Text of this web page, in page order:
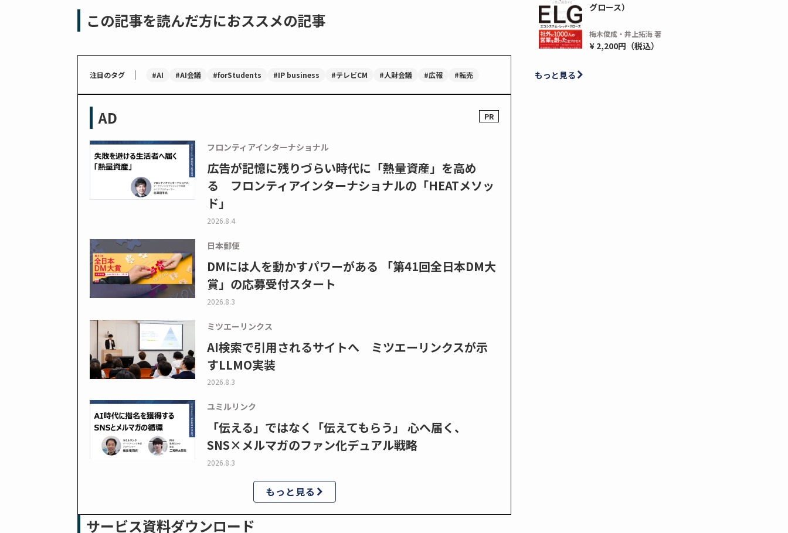
この記事を読んだ方におススメの記事
注目のタグ ｜ #AI #AI会議 #forStudents #IP business #テレビCM #人財会議 #広報 #転売
AD
フロンティアインターナショナル
広告が記憶に残りづらい時代に「熱量資産」を高め
る フロンティアインターナショナルの「HEATメソッ
ド」
2026.8.4
日本郵便
DMには人を動かすパワーがある 「第41回全日本DM大
賞」の応募受付スタート
2026.8.3
ミツエーリンクス
AI検索で引用されるサイトへ ミツエーリンクスが示
すLLMO実装
2026.8.3
ユミルリンク
「伝える」ではなく「伝えてもらう」 心へ届く、
SNS×メルマガのファン化デュアル戦略
2026.8.3
もっと見る
サービス資料ダウンロード
グロース）
梅木俊成・井上拓海 著
¥ 2,200円（税込）
もっと見る